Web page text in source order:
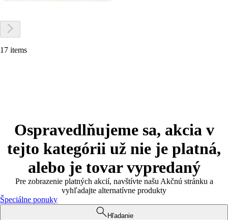
17 items
Ospravedlňujeme sa, akcia v
tejto kategórii už nie je platná,
alebo je tovar vypredaný
Pre zobrazenie platných akcií, navštívte našu Akčnú stránku a
vyhľadajte alternatívne produkty
Špeciálne ponuky
Hľadanie